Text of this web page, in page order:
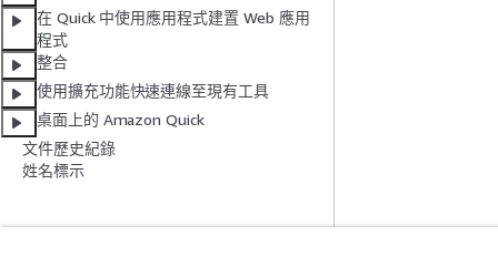
在 Quick 中使用應用程式建置 Web 應用
程式
整合
使用擴充功能快速連線至現有工具
桌面上的 Amazon Quick
文件歷史紀錄
姓名標示